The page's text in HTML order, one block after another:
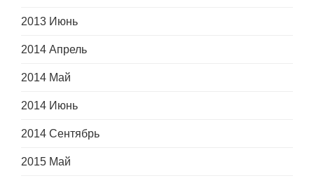
2013 Июнь
2014 Апрель
2014 Май
2014 Июнь
2014 Сентябрь
2015 Май